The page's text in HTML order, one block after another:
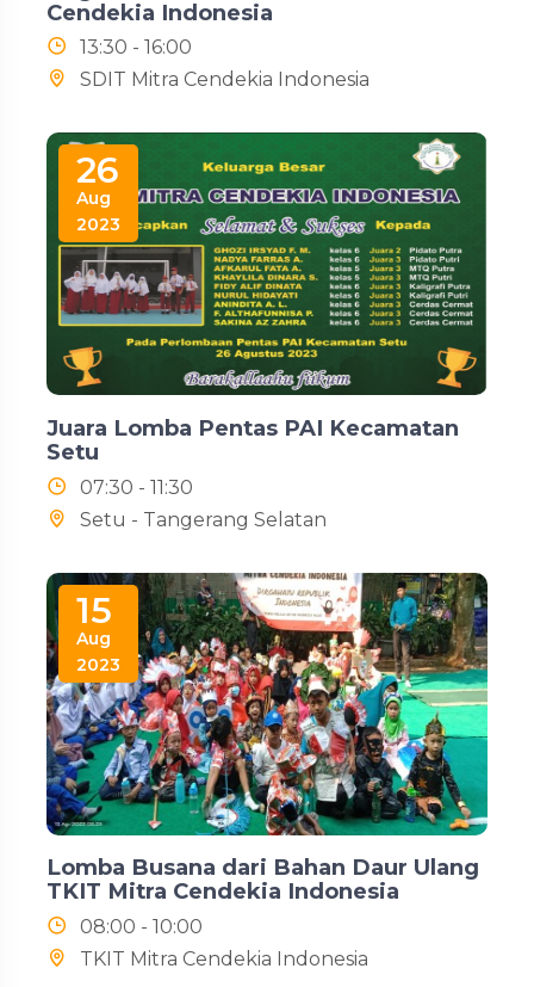
Cendekia Indonesia
13:30 - 16:00
SDIT Mitra Cendekia Indonesia
26
Aug
2023
Juara Lomba Pentas PAI Kecamatan
Setu
07:30 - 11:30
Setu - Tangerang Selatan
15
Aug
2023
Lomba Busana dari Bahan Daur Ulang
TKIT Mitra Cendekia Indonesia
08:00 - 10:00
TKIT Mitra Cendekia Indonesia